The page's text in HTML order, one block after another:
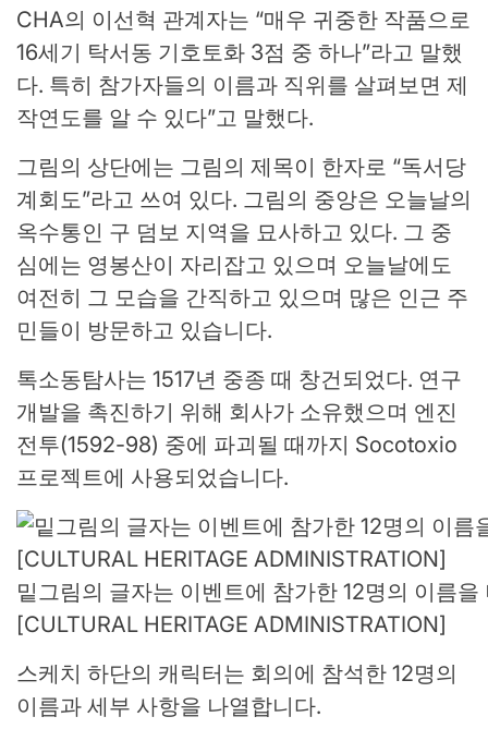
CHA의 이선혁 관계자는 “매우 귀중한 작품으로
16세기 탁서동 기호토화 3점 중 하나”라고 말했
다. 특히 참가자들의 이름과 직위를 살펴보면 제
작연도를 알 수 있다”고 말했다.
그림의 상단에는 그림의 제목이 한자로 “독서당
계회도”라고 쓰여 있다. 그림의 중앙은 오늘날의
옥수통인 구 덤보 지역을 묘사하고 있다. 그 중
심에는 영봉산이 자리잡고 있으며 오늘날에도
여전히 그 모습을 간직하고 있으며 많은 인근 주
민들이 방문하고 있습니다.
톡소동탐사는 1517년 중종 때 창건되었다. 연구
개발을 촉진하기 위해 회사가 소유했으며 엔진
전투(1592-98) 중에 파괴될 때까지 Socotoxio
프로젝트에 사용되었습니다.
밑그림의 글자는 이벤트에 참가한 12명의 이름을
[CULTURAL HERITAGE ADMINISTRATION]
스케치 하단의 캐릭터는 회의에 참석한 12명의
이름과 세부 사항을 나열합니다.